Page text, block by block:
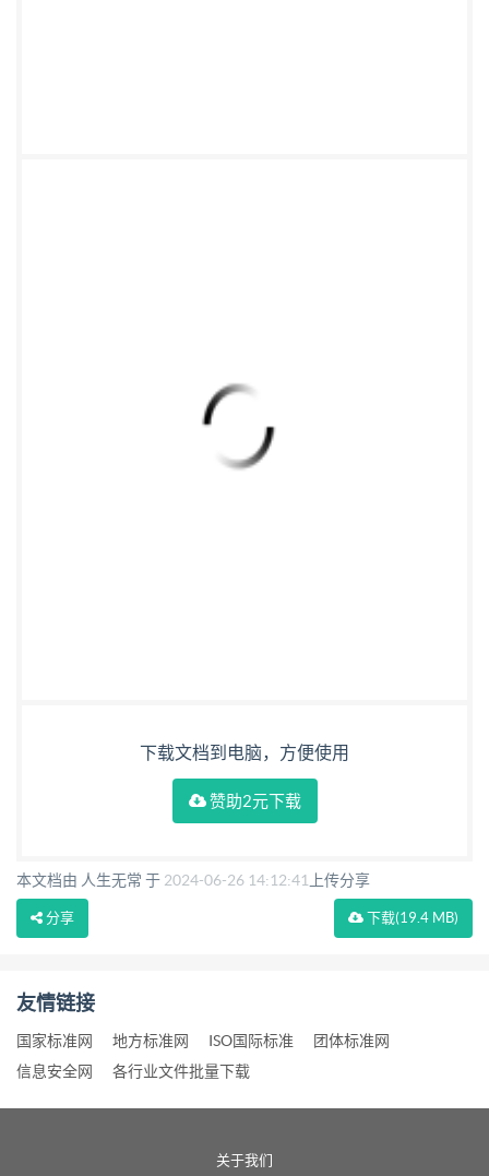
下载文档到电脑，方便使用
赞助2元下载
本文档由 人生无常 于 2024-06-26 14:12:41 上传分享
下载(19.4 MB)
分享
友情链接
国家标准网 地方标准网 ISO国际标准
团体标准网
信息安全网
各行业文件批量下载
关于我们